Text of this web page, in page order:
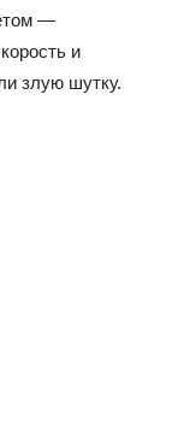
—
и
злую шутку.